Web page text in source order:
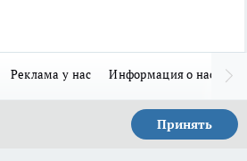
Реклама у нас Информация о нас
Принять